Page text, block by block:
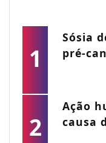
1
Sósia
pré-
2
Ação
causa